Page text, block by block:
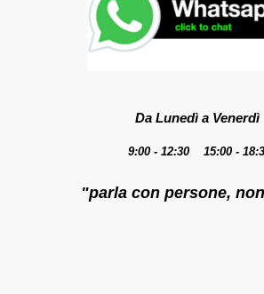
Da Lunedì a Venerdì
9:00 - 12:30 15:00 -
"parla con persone,